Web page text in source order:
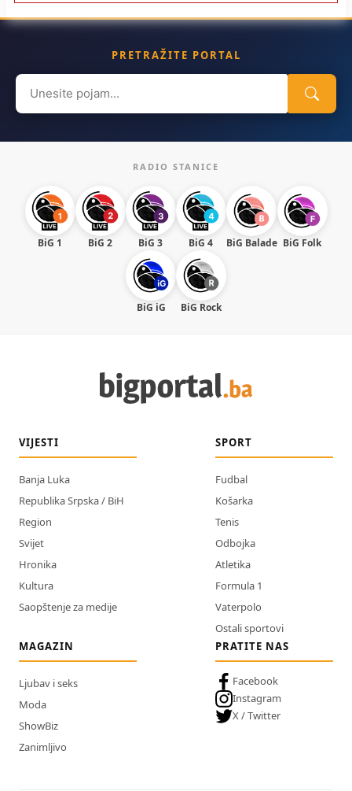
PRETRAŽITE PORTAL
Search
for:
RADIO STANICE
BiG 1 BiG 2 BiG 3 BiG 4 BiG Balade BiG Folk
BiG iG BiG Rock
VIJESTI
Banja Luka
Republika Srpska / BiH
Region
Svijet
Hronika
Kultura
Saopštenje za medije
SPORT
Fudbal
Košarka
Tenis
Odbojka
Atletika
Formula 1
Vaterpolo
Ostali sportovi
MAGAZIN
Ljubav i seks
Moda
ShowBiz
Zanimljivo
PRATITE NAS
Facebook
Instagram
X / Twitter